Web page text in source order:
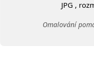
JPG ,
Omalování